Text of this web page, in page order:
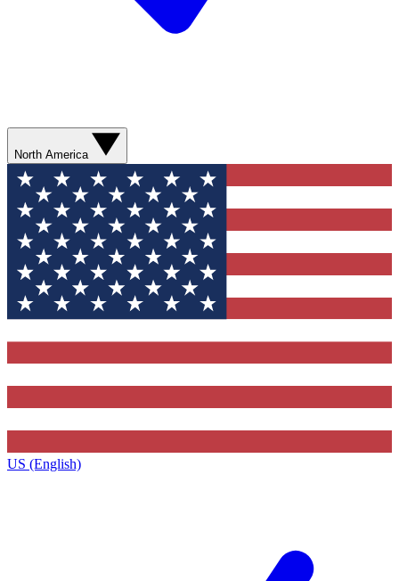
North America
US (English)